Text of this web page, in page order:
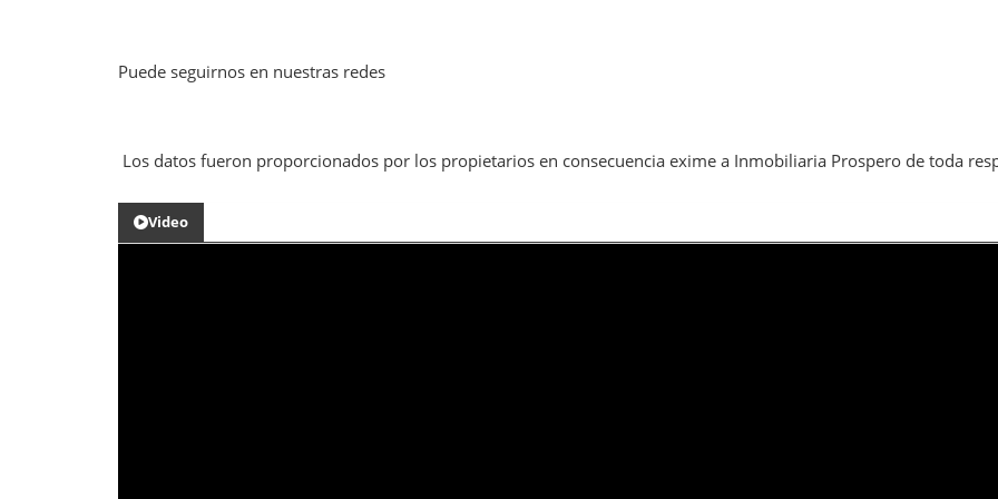
Puede seguirnos en nuestras redes
Los datos fueron proporcionados por los propietarios en consecuencia exime a Inmobiliaria Prospero de toda
Video